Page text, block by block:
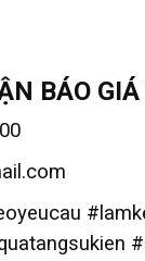
BÁO